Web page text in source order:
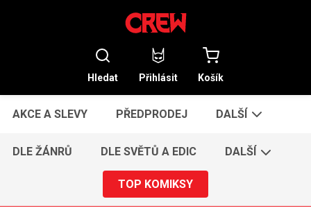
Hledat Přihlásit Košík
AKCE A SLEVY PŘEDPRODEJ DALŠÍ
DLE ŽÁNRŮ DLE SVĚTŮ A EDIC DALŠÍ
TOP KOMIKSY